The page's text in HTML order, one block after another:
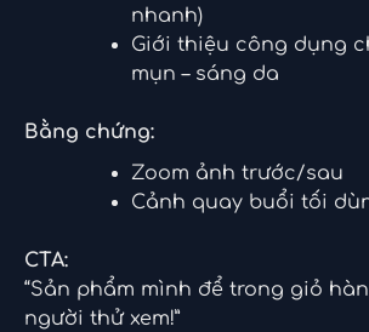
nhanh)
Giới thiệu công dụng
mụn – sáng da
Bằng chứng:
Zoom ảnh trước/sau
Cảnh quay buổi tối
CTA:
“Sản phẩm mình để trong giỏ
người thử xem!”